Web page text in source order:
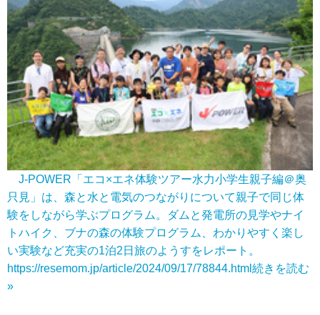
J-POWER「エコ×エネ体験ツアー水力小学生親子編＠奥
只見」は、森と水と電気のつながりについて親子で同じ体
験をしながら学ぶプログラム。ダムと発電所の見学やナイ
トハイク、ブナの森の体験プログラム、わかりやすく楽し
い実験など充実の1泊2日旅のようすをレポート。
https://resemom.jp/article/2024/09/17/78844.html 続きを読む
»